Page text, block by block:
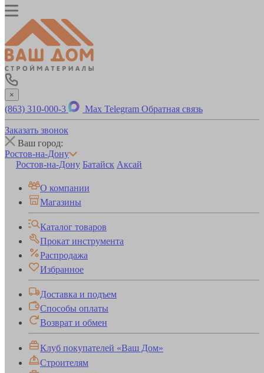
×
(863) 310-000-3 Max Telegram Обратная связь
Заказать звонок
Ваш город:
Ростов-на-Дону
Ростов-на-Дону Батайск Аксай
О компании
Магазины
Каталог товаров
Прокат инструмента
Распродажа
Избранное
Доставка и подъем
Способы оплаты
Возврат и обмен
Клуб покупателей «Ваш Дом»
Строителям